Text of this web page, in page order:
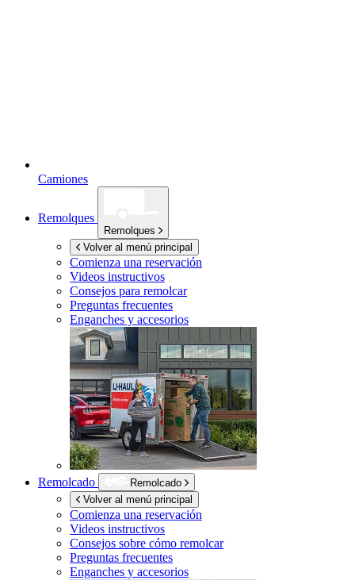
Camiones
Remolques
Remolques
Volver al menú principal
Comienza una reservación
Videos instructivos
Consejos para remolcar
Preguntas frecuentes
Enganches y accesorios
Remolcado
Remolcado
Volver al menú principal
Comienza una reservación
Videos instructivos
Consejos sobre cómo remolcar
Preguntas frecuentes
Enganches y accesorios